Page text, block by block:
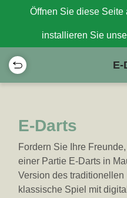
Öffnen Sie diese Seite
installieren Sie
E-
E-Darts
Fordern Sie Ihre
einer Partie E-Darts in
Version des
klassische Spiel mit